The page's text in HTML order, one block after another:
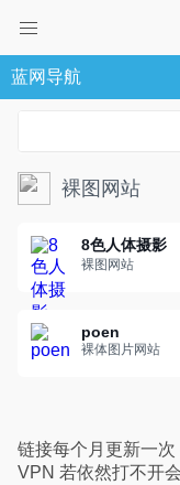
蓝网导航
裸图网站
8色人体摄影
裸图网站
poen
裸体图片网站
链接每个月更新一
VPN 若依然打不开